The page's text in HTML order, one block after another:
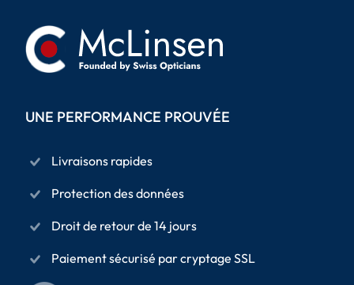
UNE PERFORMANCE PROUVÉE
Livraisons rapides
Protection des données
Droit de retour de 14 jours
Paiement sécurisé par cryptage SSL